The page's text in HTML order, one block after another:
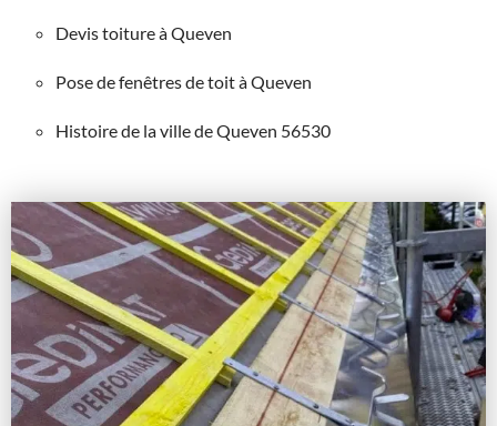
Devis toiture à Queven
Pose de fenêtres de toit à Queven
Histoire de la ville de Queven 56530